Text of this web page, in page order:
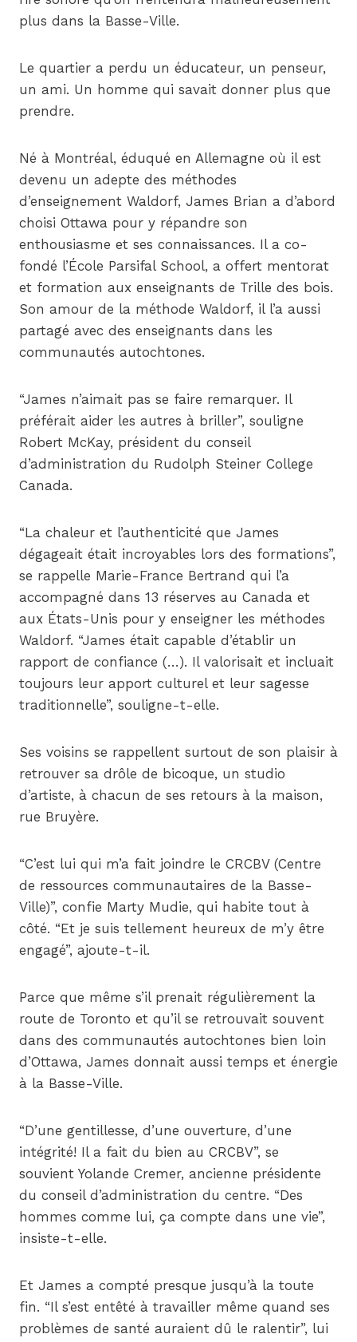
plus dans la Basse-Ville.
Le quartier a perdu un éducateur, un penseur,
un ami. Un homme qui savait donner plus que
prendre.
Né à Montréal, éduqué en Allemagne où il est
devenu un adepte des méthodes
d’enseignement Waldorf, James Brian a d’abord
choisi Ottawa pour y répandre son
enthousiasme et ses connaissances. Il a co-
fondé l’École Parsifal School, a offert mentorat
et formation aux enseignants de Trille des bois.
Son amour de la méthode Waldorf, il l’a aussi
partagé avec des enseignants dans les
communautés autochtones.
“James n’aimait pas se faire remarquer. Il
préférait aider les autres à briller”, souligne
Robert McKay, président du conseil
d’administration du Rudolph Steiner College
Canada.
“La chaleur et l’authenticité que James
dégageait était incroyables lors des formations”,
se rappelle Marie-France Bertrand qui l’a
accompagné dans 13 réserves au Canada et
aux États-Unis pour y enseigner les méthodes
Waldorf. “James était capable d’établir un
rapport de confiance (…). Il valorisait et incluait
toujours leur apport culturel et leur sagesse
traditionnelle”, souligne-t-elle.
Ses voisins se rappellent surtout de son plaisir à
retrouver sa drôle de bicoque, un studio
d’artiste, à chacun de ses retours à la maison,
rue Bruyère.
“C’est lui qui m’a fait joindre le CRCBV (Centre
de ressources communautaires de la Basse-
Ville)”, confie Marty Mudie, qui habite tout à
côté. “Et je suis tellement heureux de m’y être
engagé”, ajoute-t-il.
Parce que même s’il prenait régulièrement la
route de Toronto et qu’il se retrouvait souvent
dans des communautés autochtones bien loin
d’Ottawa, James donnait aussi temps et énergie
à la Basse-Ville.
“D’une gentillesse, d’une ouverture, d’une
intégrité! Il a fait du bien au CRCBV”, se
souvient Yolande Cremer, ancienne présidente
du conseil d’administration du centre. “Des
hommes comme lui, ça compte dans une vie”,
insiste-t-elle.
Et James a compté presque jusqu’à la toute
fin. “Il s’est entêté à travailler même quand ses
problèmes de santé auraient dû le ralentir”, lui